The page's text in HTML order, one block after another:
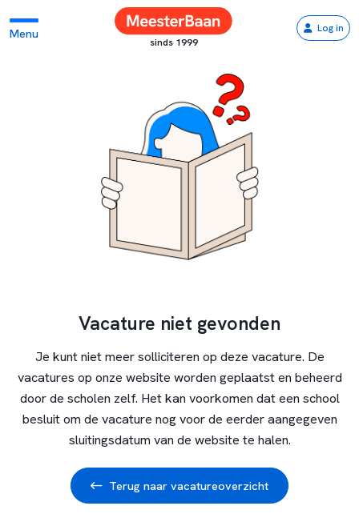
Menu
sinds 1999
Log in
Vacature niet gevonden
Je kunt niet meer solliciteren op deze vacature. De
vacatures op onze website worden geplaatst en beheerd
door de scholen zelf. Het kan voorkomen dat een school
besluit om de vacature nog voor de eerder aangegeven
sluitingsdatum van de website te halen.
Terug naar vacatureoverzicht